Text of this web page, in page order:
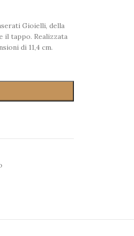
Gioielli, della
il tappo. Realizzata
di 11,4 cm.